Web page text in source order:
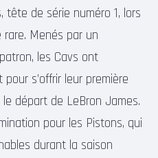
tête de série numéro 1, lors
rare. Menés par un
les Cavs ont
s’offrir leur première
départ de LeBron James.
pour les Pistons, qui
durant la saison